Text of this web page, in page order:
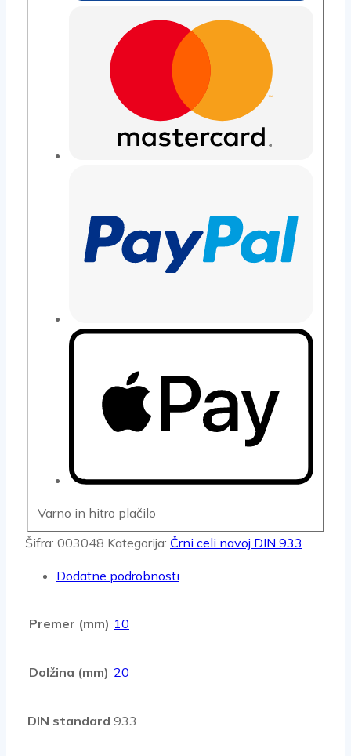
Varno in hitro plačilo
Šifra: 003048 Kategorija: Črni celi navoj DIN 933
Dodatne podrobnosti
Premer (mm) 10
Dolžina (mm) 20
DIN standard 933